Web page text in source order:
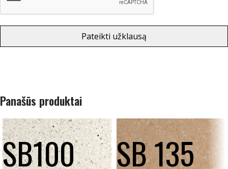
Pateikti užklausą
Panašūs produktai
SB100 SB 135